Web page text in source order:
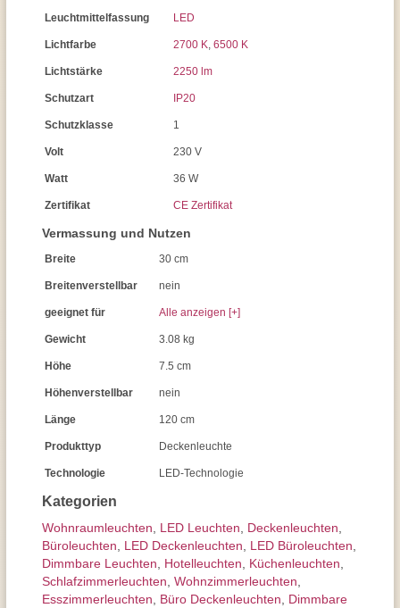
Kategorien
Wohnraum­leuchten LED Leuchten Decken­leuchten
Büroleuchten
LED Deckenleuchten LED Büroleuchten
Dimmbare Leuchten
Hotelleuchten Küchenleuchten
Schlafzimmer­leuchten Wohnzimmer­leuchten
Esszimmer­­leuchten
Büro Deckenleuchten
Dimmbare
Leuchtmittelfassung LED
Lichtfarbe 2700 K, 6500 K
Lichtstärke 2250 lm
Schutzart IP20
Schutzklasse 1
Volt 230 V
Watt 36 W
Zertifikat CE Zertifikat
Vermassung und Nutzen
Breite 30 cm
Breitenverstellbar nein
geeignet für Alle anzeigen [+]
Gewicht 3.08 kg
Höhe 7.5 cm
Höhenverstellbar nein
Länge 120 cm
Produkttyp Deckenleuchte
Technologie LED-Technologie